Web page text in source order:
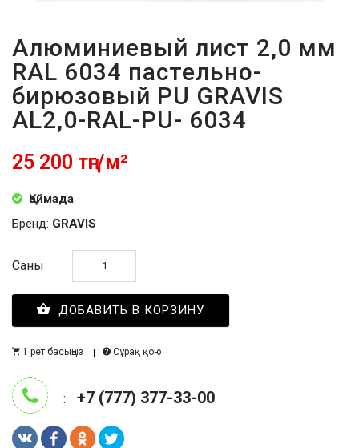
Алюминиевый лист 2,0 мм
RAL 6034 пастельно-
бирюзовый PU GRAVIS
AL2,0-RAL-PU- 6034
25 200 тңг/м²
Қоймада
Бренд: GRAVIS
Саны
ДОБАВИТЬ В КОРЗИНУ
1 рет басыңыз Сұрақ қою
: +7 (777) 377-33-00